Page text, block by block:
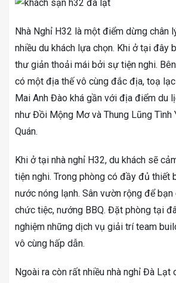
Nhà Nghỉ H32 là một điểm dừng chân
nhiều du khách lựa chọn. Khi ở tại đây
thư giản thoải mái bởi sự tiện nghi.
có một địa thế vô cùng đắc địa, toạ
Mai Anh Đào khá gần với địa điểm du
như Đồi Mộng Mơ và Thung Lũng Tình
Quán.
Khi ở tại nhà nghỉ H32, du khách sẽ
tiện nghi. Trong phòng có đầy đủ thiết
nước nóng lạnh. Sân vườn rộng để
chức tiệc, nướng BBQ. Đặt phòng tại
nghiệm những dịch vụ giải trí team
vô cùng hấp dẫn.
Ngoài ra còn rất nhiều nhà nghỉ Đà Lạt